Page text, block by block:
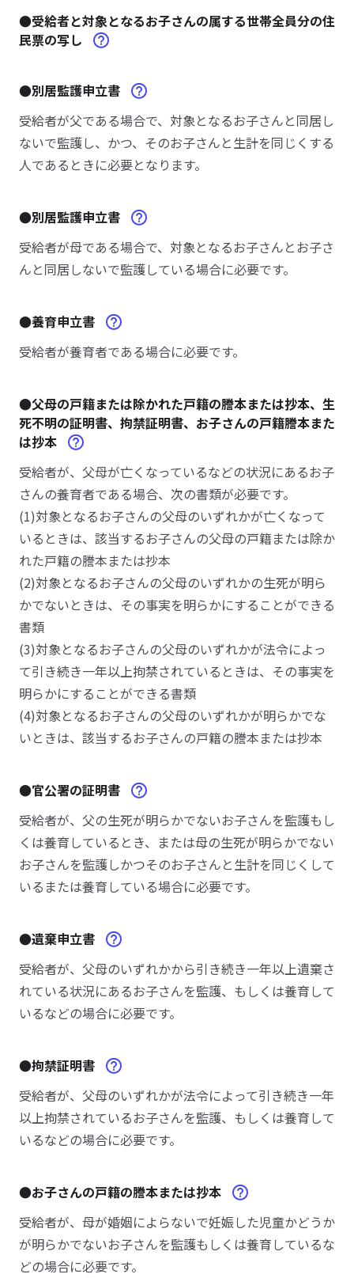
●受給者と対象となるお子さんの属する世帯全員分の住
民票の写し
●別居監護申立書
受給者が父である場合で、対象となるお子さんと同居し
ないで監護し、かつ、そのお子さんと生計を同じくする
人であるときに必要となります。
●別居監護申立書
受給者が母である場合で、対象となるお子さんとお子さ
んと同居しないで監護している場合に必要です。
●養育申立書
受給者が養育者である場合に必要です。
●父母の戸籍または除かれた戸籍の謄本または抄本、生
死不明の証明書、拘禁証明書、お子さんの戸籍謄本また
は抄本
受給者が、父母が亡くなっているなどの状況にあるお子
さんの養育者である場合、次の書類が必要です。
(1)対象となるお子さんの父母のいずれかが亡くなって
いるときは、該当するお子さんの父母の戸籍または除か
れた戸籍の謄本または抄本
(2)対象となるお子さんの父母のいずれかの生死が明ら
かでないときは、その事実を明らかにすることができる
書類
(3)対象となるお子さんの父母のいずれかが法令によっ
て引き続き一年以上拘禁されているときは、その事実を
明らかにすることができる書類
(4)対象となるお子さんの父母のいずれかが明らかでな
いときは、該当するお子さんの戸籍の謄本または抄本
●官公署の証明書
受給者が、父の生死が明らかでないお子さんを監護もし
くは養育しているとき、または母の生死が明らかでない
お子さんを監護しかつそのお子さんと生計を同じくして
いるまたは養育している場合に必要です。
●遺棄申立書
受給者が、父母のいずれかから引き続き一年以上遺棄さ
れている状況にあるお子さんを監護、もしくは養育して
いるなどの場合に必要です。
●拘禁証明書
受給者が、父母のいずれかが法令によって引き続き一年
以上拘禁されているお子さんを監護、もしくは養育して
いるなどの場合に必要です。
●お子さんの戸籍の謄本または抄本
受給者が、母が婚姻によらないで妊娠した児童かどうか
が明らかでないお子さんを監護もしくは養育しているな
どの場合に必要です。